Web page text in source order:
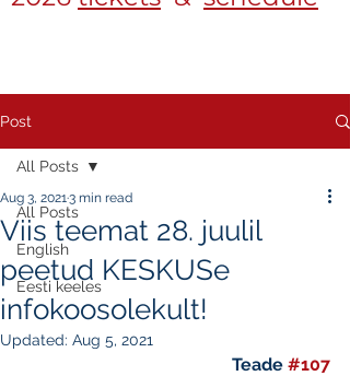
Post
All Posts
English
Eesti keeles
All Posts
Viis teemat 28. juulil
peetud KESKUSe
infokoosolekult!
Aug 3, 20213 min read
Updated: Aug 5, 2021
Teade #107